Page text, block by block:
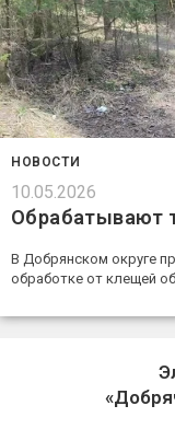
НОВОСТИ
10.05.2026
Обрабатывают
В Добрянском округе
обработке от клещей